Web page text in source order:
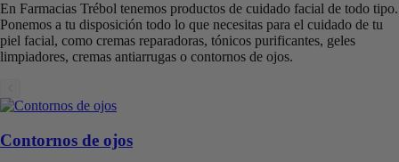
En Farmacias Trébol tenemos productos de cuidado facial de todo tipo.
Ponemos a tu disposición todo lo que necesitas para el cuidado de tu
piel facial, como cremas reparadoras, tónicos purificantes, geles
limpiadores, cremas antiarrugas o contornos de ojos.
Contornos de ojos